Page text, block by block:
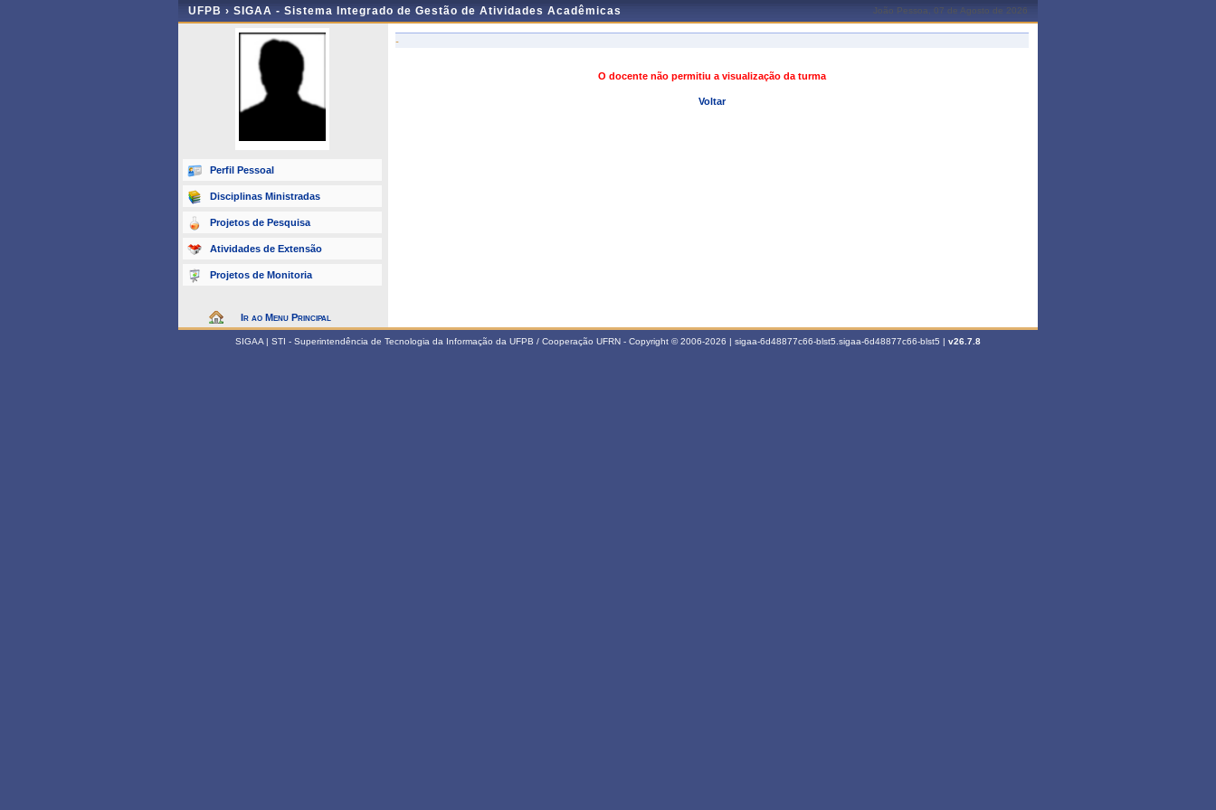
UFPB › SIGAA - Sistema Integrado de Gestão de Atividades Acadêmicas João Pessoa, 07 de Agosto de 2026
Perfil Pessoal
Disciplinas Ministradas
Projetos de Pesquisa
Atividades de Extensão
Projetos de Monitoria
Ir ao Menu Principal
-
O docente não permitiu a visualização da turma
Voltar
SIGAA | STI - Superintendência de Tecnologia da Informação da UFPB / Cooperação UFRN - Copyright © 2006-2026 | sigaa-6d48877c66-blst5.sigaa-6d48877c66-blst5 | v26.7.8